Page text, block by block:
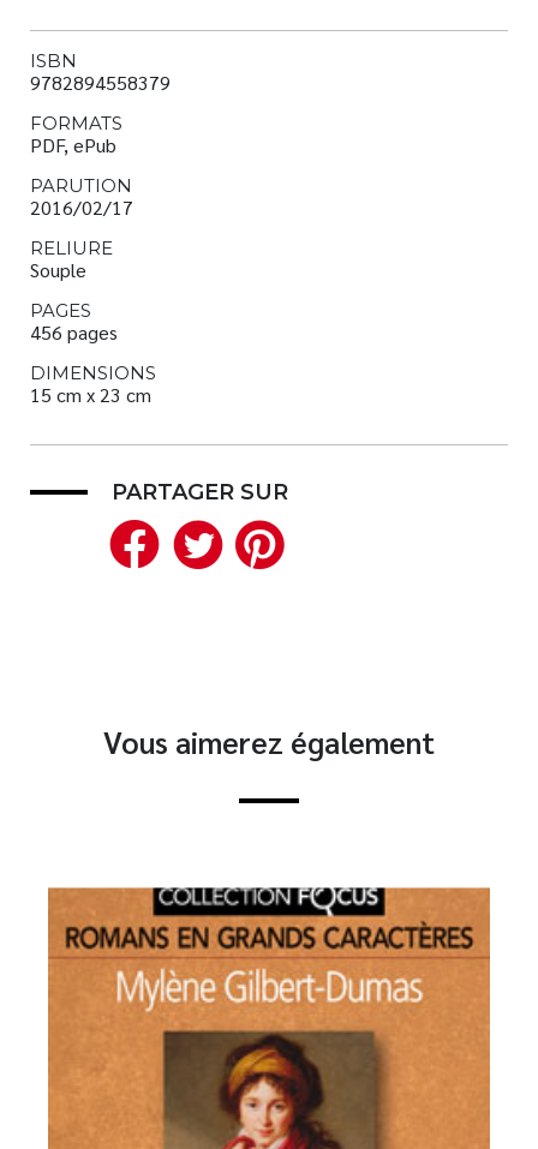
ISBN
9782894558379
FORMATS
PDF, ePub
PARUTION
2016/02/17
RELIURE
Souple
PAGES
456 pages
DIMENSIONS
15 cm x 23 cm
PARTAGER SUR
Facebook
Twitter
Vous aimerez également